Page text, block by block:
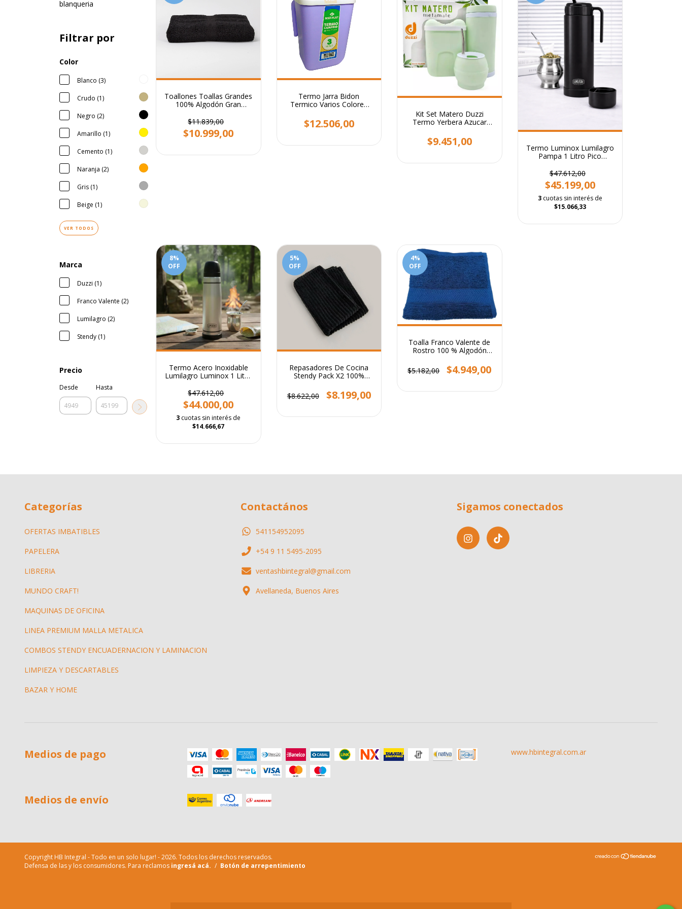
blanqueria
Filtrar por
Color
Blanco (3)
Crudo (1)
Negro (2)
Amarillo (1)
Cemento (1)
Naranja (2)
Gris (1)
Beige (1)
VER TODOS
Marca
Duzzi (1)
Franco Valente (2)
Lumilagro (2)
Stendy (1)
Precio
Desde Hasta
Toallones Toallas Grandes
100% Algodón Gran
$11.839,00
$10.999,00
Termo Jarra Bidon
Termico Varios Colores
Vertedor
$12.506,00
Kit Set Matero Duzzi
Termo Yerbera Azucar
$9.451,00
Termo Luminox Lumilagro
Pampa 1 Litro Pico
Inoxidable
$47.612,00
$45.199,00
3 cuotas sin interés de
$15.066,33
8%
OFF
Termo Acero Inoxidable
Lumilagro Luminox 1 Litro
$47.612,00
$44.000,00
3 cuotas sin interés de
$14.666,67
5%
OFF
Repasadores De Cocina
Stendy Pack X2 100%
$8.622,00
$8.199,00
4%
OFF
Toalla Franco Valente de
Rostro 100 % Algodón
$5.182,00
$4.949,00
Categorías
OFERTAS IMBATIBLES
PAPELERA
LIBRERIA
MUNDO CRAFT!
MAQUINAS DE OFICINA
LINEA PREMIUM MALLA METALICA
COMBOS STENDY ENCUADERNACION Y LAMINACION
LIMPIEZA Y DESCARTABLES
BAZAR Y HOME
Contactános
541154952095
+54 9 11 5495-2095
ventashbintegral@gmail.com
Avellaneda, Buenos Aires
Sigamos conectados
Medios de pago
Medios de envío
www.hbintegral.com.ar
Copyright HB Integral - Todo en un solo lugar! - 2026. Todos los derechos reservados.
Defensa de las y los consumidores. Para reclamos ingresá acá. / Botón de arrepentimiento